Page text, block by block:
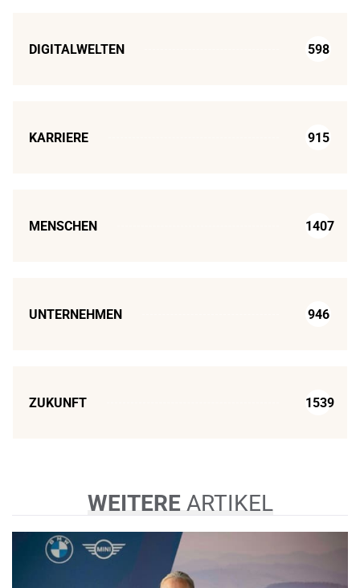
DIGITALWELTEN 598
KARRIERE 915
MENSCHEN 1407
UNTERNEHMEN 946
ZUKUNFT 1539
WEITEREARTIKEL